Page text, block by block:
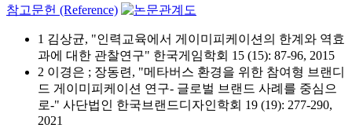
참고문헌 (Reference)
1 김상균, "인력교육에서 게이미피케이션의 한계와 역효
과에 대한 관찰연구" 한국게임학회 15 (15): 87-96, 2015
2 이경은 ; 장동련, "메타버스 환경을 위한 참여형 브랜디
드 게이미피케이션 연구- 글로벌 브랜드 사례를 중심으
로-" 사단법인 한국브랜드디자인학회 19 (19): 277-290,
2021